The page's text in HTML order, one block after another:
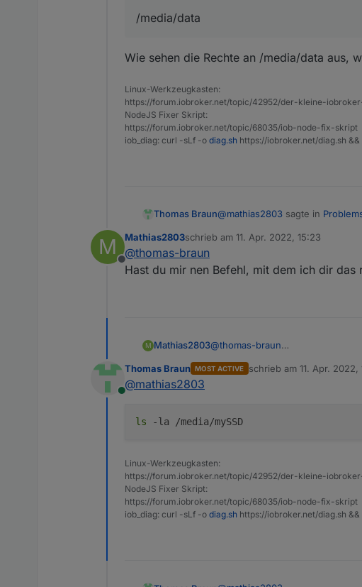
/media/data
Wie sehen die Rechte an /media/data aus,
Linux-Werkzeugkasten:
https://forum.iobroker.net/topic/42952/der-kleine-
NodeJS Fixer Skript:
https://forum.iobroker.net/topic/68035/iob-node-fix-skript
iob_diag: curl -sLf -o diag.sh https://iobroker.net/diag.sh &&
Thomas Braun@mathias2803 sagte in
M
Offline
Mathias2803schrieb am 11. Apr. 2022, 15:23
zuletzt editiert von
@thomas-braun
Hast du mir nen Befehl, mit dem ich dir
M Mathias2803@thomas-braun
Online
Thomas Braun MOST ACTIVE schrieb am 11. Apr. 2022,
zuletzt editiert von
@mathias2803
ls -la /media/mySSD
Linux-Werkzeugkasten:
https://forum.iobroker.net/topic/42952/der-kleine-
NodeJS Fixer Skript:
https://forum.iobroker.net/topic/68035/iob-node-fix-skript
iob_diag: curl -sLf -o diag.sh https://iobroker.net/diag.sh &&